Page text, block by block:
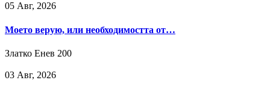
05 Авг, 2026
Моето верую, или необходимостта от…
Златко Енев 200
03 Авг, 2026